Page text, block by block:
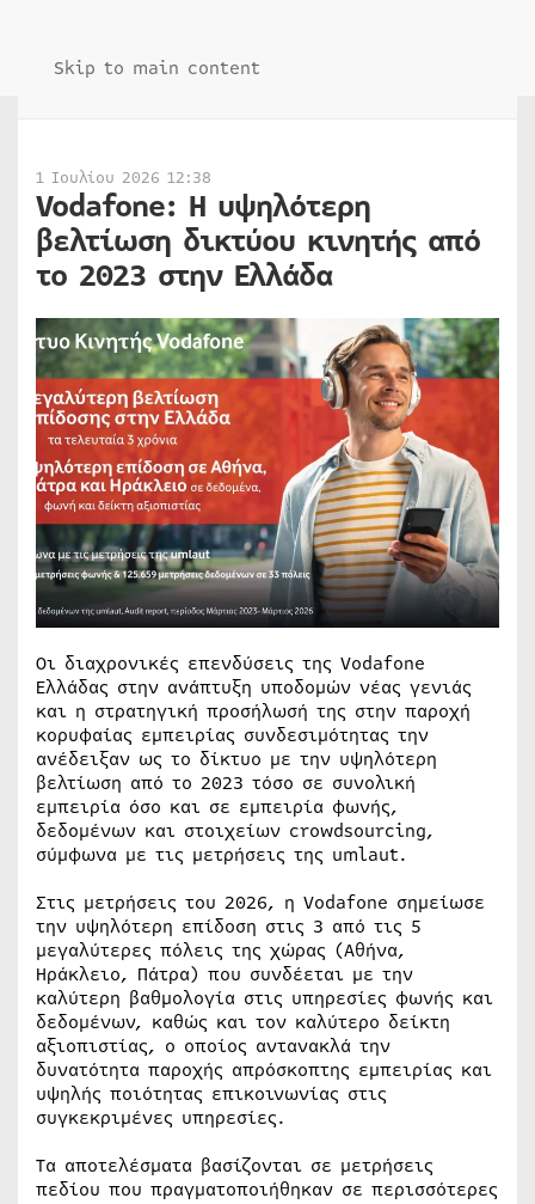
Skip to main content
1 Ιουλίου 2026 12:38
Vodafone: Η υψηλότερη
βελτίωση δικτύου κινητής από
το 2023 στην Ελλάδα
Οι διαχρονικές επενδύσεις της Vodafone
Ελλάδας στην ανάπτυξη υποδομών νέας γενιάς
και η στρατηγική προσήλωσή της στην παροχή
κορυφαίας εμπειρίας συνδεσιμότητας την
ανέδειξαν ως το δίκτυο με την υψηλότερη
βελτίωση από το 2023 τόσο σε συνολική
εμπειρία όσο και σε εμπειρία φωνής,
δεδομένων και στοιχείων crowdsourcing,
σύμφωνα με τις μετρήσεις της umlaut.
Στις μετρήσεις του 2026, η Vodafone σημείωσε
την υψηλότερη επίδοση στις 3 από τις 5
μεγαλύτερες πόλεις της χώρας (Αθήνα,
Ηράκλειο, Πάτρα) που συνδέεται με την
καλύτερη βαθμολογία στις υπηρεσίες φωνής και
δεδομένων, καθώς και τον καλύτερο δείκτη
αξιοπιστίας, ο οποίος αντανακλά την
δυνατότητα παροχής απρόσκοπτης εμπειρίας και
υψηλής ποιότητας επικοινωνίας στις
συγκεκριμένες υπηρεσίες.
Τα αποτελέσματα βασίζονται σε μετρήσεις
πεδίου που πραγματοποιήθηκαν σε περισσότερες